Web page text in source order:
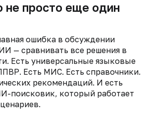
не просто еще один
ошибка в обсуждении
— сравнивать все решения в
Есть универсальные языковые
Есть МИС. Есть справочники.
рекомендаций. И есть
поисковик, который работает